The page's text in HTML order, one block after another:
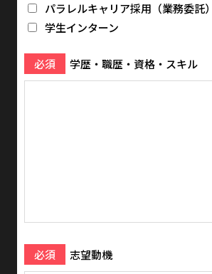
パラレルキャリア採用（業務委託
学生インターン
必須 学歴・職歴・資格・スキル
必須 志望動機